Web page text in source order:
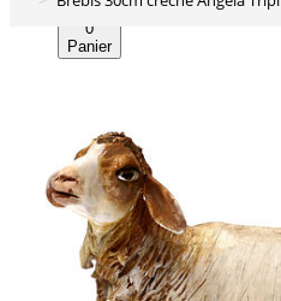
0
Panier